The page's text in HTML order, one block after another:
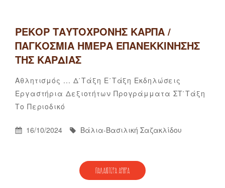
ΡΕΚΟΡ ΤΑΥΤΌΧΡΟΝΗΣ ΚΑΡΠΑ /
ΠΑΓΚΌΣΜΙΑ ΗΜΈΡΑ ΕΠΑΝΕΚΚΊΝΗΣΗΣ
ΤΗΣ ΚΑΡΔΙΆΣ
Categories
Αθλητισμός ... Δ΄τάξη Ε΄τάξη Εκδηλώσεις
Εργαστήρια Δεξιοτήτων Προγράμματα ΣΤ΄τάξη
Το ΠεριοδικόBy
Βάλια-
Posted
16/10/2024 By
Βάλια-Βασιλική Σαζακλίδου
ΠΑΛΑΙΌΤΕΡΑ ΆΡΘΡΑ